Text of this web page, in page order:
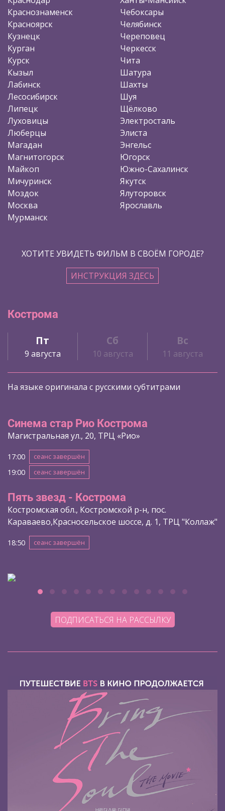
Краснознаменск
Красноярск
Кузнецк
Курган
Курск
Кызыл
Лабинск
Лесосибирск
Липецк
Луховицы
Люберцы
Магадан
Магнитогорск
Майкоп
Мичуринск
Моздок
Москва
Мурманск
Чебоксары
Челябинск
Череповец
Черкесск
Чита
Шатура
Шахты
Шуя
Щёлково
Электросталь
Элиста
Энгельс
Югорск
Южно-Сахалинск
Якутск
Ялуторовск
Ярославль
ХОТИТЕ УВИДЕТЬ ФИЛЬМ В СВОЁМ ГОРОДЕ?
ИНСТРУКЦИЯ ЗДЕСЬ
Кострома
Пт
9 августа
Сб
10 августа
Вс
11 августа
На языке оригинала с русскими субтитрами
Синема стар Рио Кострома
Магистральная ул., 20, ТРЦ «Рио»
17:00 сеанс завершён
19:00 сеанс завершён
Пять звезд - Кострома
Костромская обл., Костромской р-н, пос.
Караваево,Красносельское шоссе, д. 1, ТРЦ "Коллаж"
18:50 сеанс завершён
ПОДПИСАТЬСЯ НА РАССЫЛКУ